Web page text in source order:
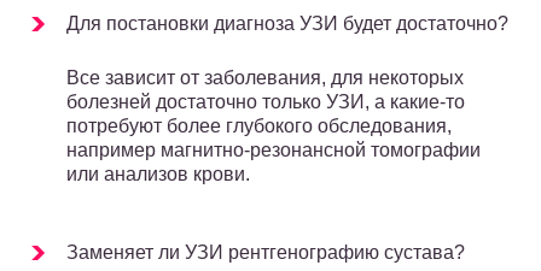
Для постановки диагноза УЗИ будет достаточно?
Все зависит от заболевания, для некоторых
болезней достаточно только УЗИ, а какие-то
потребуют более глубокого обследования,
например магнитно-резонансной томографии
или анализов крови.
Заменяет ли УЗИ рентгенографию сустава?